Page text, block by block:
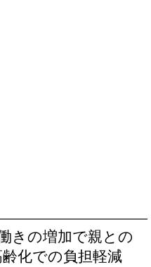
きの増加で親との
化での負担軽減